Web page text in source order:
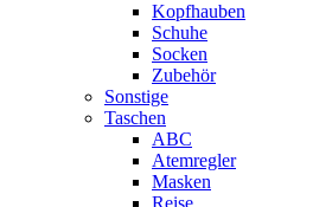
Kopfhauben
Schuhe
Socken
Zubehör
Sonstige
Taschen
ABC
Atemregler
Masken
Reise